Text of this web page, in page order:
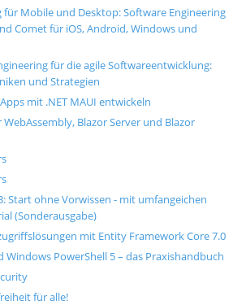
für Mobile und Desktop: Software Engineering
Comet für iOS, Android, Windows und
für die agile Softwareentwicklung:
und Strategien
mit .NET MAUI entwickeln
WebAssembly, Blazor Server und Blazor
Start ohne Vorwissen - mit umfangeichen
(Sonderausgabe)
mit Entity Framework Core 7.0
Windows PowerShell 5 – das Praxishandbuch
für alle!